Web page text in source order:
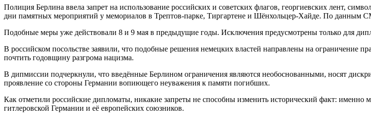
Полиция Берлина ввела запрет на использование российских и советских флагов, георгиевских лент,
дни памятных мероприятий у мемориалов в Трептов-парке, Тиргартене и Шёнхольцер-Хайде. По данным
Подобные меры уже действовали 8 и 9 мая в предыдущие годы. Исключения предусмотрены только для
В российском посольстве заявили, что подобные решения немецких властей направлены на ограничение
почтить годовщину разгрома нацизма.
В дипмиссии подчеркнули, что введённые Берлином ограничения являются необоснованными, носят
проявление со стороны Германии вопиющего неуважения к памяти погибших.
Как отметили российские дипломаты, никакие запреты не способны изменить исторический факт:
гитлеровской Германии и её европейских союзников.